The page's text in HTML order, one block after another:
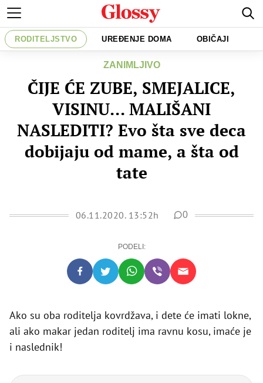
RODITELJSTVO UREĐENJE DOMA OBIČAJI
ZANIMLJIVO
ČIJE ĆE ZUBE, SMEJALICE,
VISINU... MALIŠANI
NASLEDITI? Evo šta sve deca
dobijaju od mame, a šta od
tate
06.11.2020. 13:52h 0
PODELI:
Ako su oba roditelja kovrdžava, i dete će imati lokne,
ali ako makar jedan roditelj ima ravnu kosu, imaće je
i naslednik!